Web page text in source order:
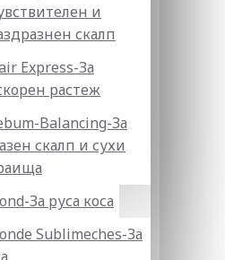
и
скалп
Express-За
растеж
Balancing-За
скалп и сухи
За руса коса
Sublіmeches-За